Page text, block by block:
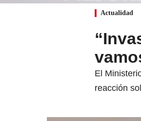
Actualidad
El
reacción